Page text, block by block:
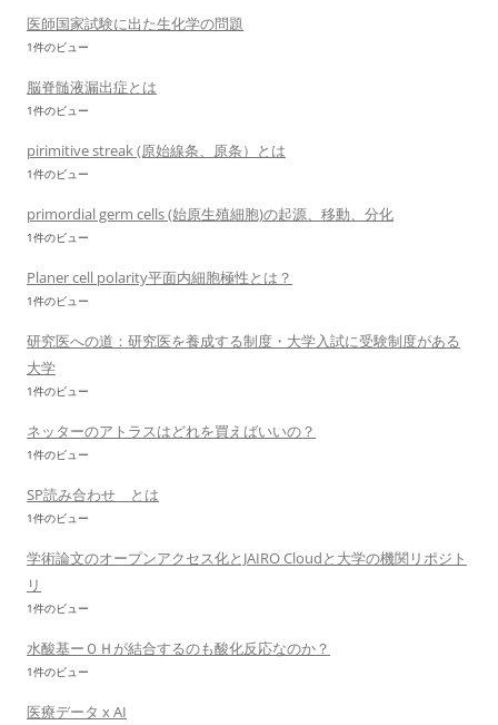
医師国家試験に出た生化学の問題
1件のビュー
脳脊髄液漏出症とは
1件のビュー
pirimitive streak (原始線条、原条）とは
1件のビュー
primordial germ cells (始原生殖細胞)の起源、移動、分化
1件のビュー
Planer cell polarity平面内細胞極性とは？
1件のビュー
研究医への道：研究医を養成する制度・大学入試に受験制度がある
大学
1件のビュー
ネッターのアトラスはどれを買えばいいの？
1件のビュー
SP読み合わせ とは
1件のビュー
学術論文のオープンアクセス化とJAIRO Cloudと大学の機関リポジト
リ
1件のビュー
水酸基ーＯＨが結合するのも酸化反応なのか？
1件のビュー
医療データ x AI